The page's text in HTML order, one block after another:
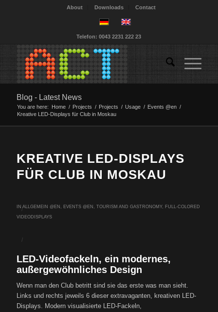
About Downloads Contact
Telefon: 0043 2231 222 23
Blog - Latest News
You are here: Home / Projects / Projects / Usage / Events @en /
Kreative LED-Displays für Club in Moskau
KREATIVE LED-DISPLAYS
FÜR CLUB IN MOSKAU
/
IN ALLGEMEIN @EN , EVENTS @EN , TOURISM AND GASTRONOMY, FULL-COLORED
VIDEODISPLAYS
/
LED-Videofackeln, ein modernes,
außergewöhnliches Design
Wenn man den Club betritt sind sie das erste was man sieht.
Links und rechts jeweils 6 dieser extravaganten, kreativen LED-
Displays. Modern visualisierte LED-Fackeln,